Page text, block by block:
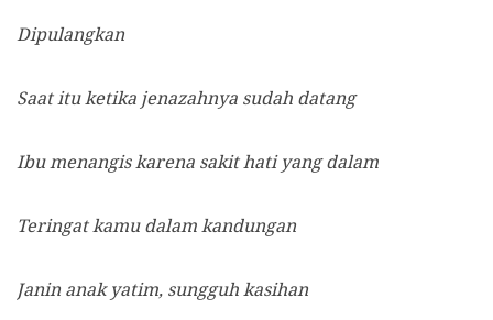
Dipulangkan
Saat itu ketika jenazahnya sudah datang
Ibu menangis karena sakit hati yang dalam
Teringat kamu dalam kandungan
Janin anak yatim, sungguh kasihan